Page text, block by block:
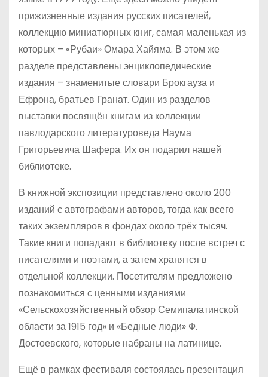
прижизненные издания русских писателей,
коллекцию миниатюрных книг, самая маленькая из
которых – «Рубаи» Омара Хайяма. В этом же
разделе представлены энциклопедические
издания – знаменитые словари Брокгауза и
Ефрона, братьев Гранат. Один из разделов
выставки посвящён книгам из коллекции
павлодарского литературоведа Наума
Григорьевича Шафера. Их он подарил нашей
библиотеке.
В книжной экспозиции представлено около 200
изданий с автографами авторов, тогда как всего
таких экземпляров в фондах около трёх тысяч.
Такие книги попадают в библиотеку после встреч с
писателями и поэтами, а затем хранятся в
отдельной коллекции. Посетителям предложено
познакомиться с ценными изданиями
«Сельскохозяйственный обзор Семипалатинской
области за 1915 год» и «Бедные люди» Ф.
Достоевского, которые набраны на латинице.
Ещё в рамках фестиваля состоялась презентация